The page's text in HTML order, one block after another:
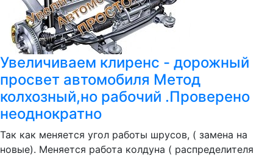
Увеличиваем клиренс - дорожный
просвет автомобиля Метод
колхозный,но рабочий .Проверено
неоднократно
Так как меняется угол работы шрусов, ( замена на
новые). Меняется работа колдуна ( распределителя